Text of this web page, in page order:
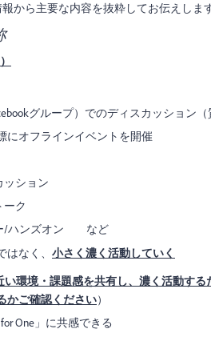
から主要な内容を抜粋してお伝えします
グループ）でのディスカッション
にオフラインイベントを開催
ション
ク
/ハンズオン など
はなく、 小さく濃く活動していく
い環境・課題感を共有し、濃く活動す
かご確認ください）
for One」に共感できる